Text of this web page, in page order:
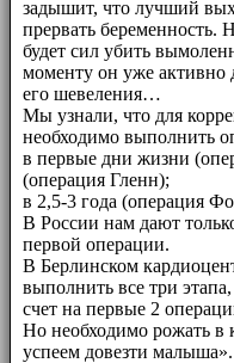
задышит, что лучший
прервать беременность.
будет сил убить
моменту он уже активно
его шевеления…
Мы узнали, что для
необходимо выполнить
в первые дни жизни
(операция Гленн);
в 2,5-3 года (операция
В России нам дают
первой операции.
В Берлинском
выполнить все три
счет на первые 2
Но необходимо рожать
успеем довезти малыша».